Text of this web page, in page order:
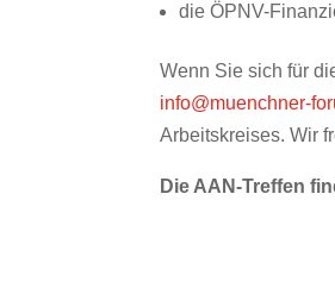
die ÖPNV-
Wenn Sie sich für
info@muenchner-
Arbeitskreises. Wir
Die AAN-Treffen